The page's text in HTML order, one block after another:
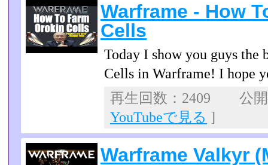
Warframe - How
Cells
Today I show you guys the
Cells in Warframe! I hope
再生回数：2409 公
YouTubeで見る ]
Warframe Valkyr